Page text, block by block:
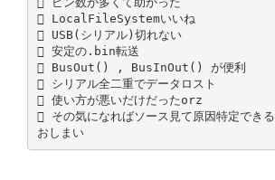
 LocalFileSystemいいね
 USB(シリアル)切れない
 安定の.bin転送
 BusOut() , BusInOut() が便利
 シリアル全二重でデータロスト
 使い方が悪いだけだったorz
 その気になればソース見て原因特定できる
おしまい